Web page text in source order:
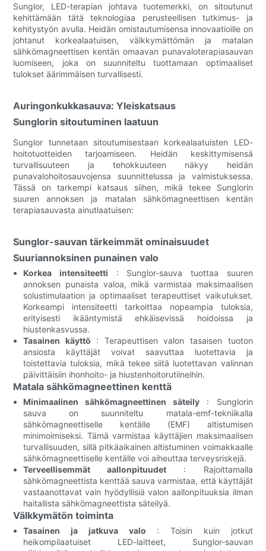
Sunglor, LED-terapian johtava tuotemerkki, on sitoutunut
kehittämään tätä teknologiaa perusteellisen tutkimus- ja
kehitystyön avulla. Heidän omistautumisensa innovaatioille on
johtanut korkealaatuisen, välkkymättömän ja matalan
sähkömagneettisen kentän omaavan punavaloterapiasauvan
luomiseen, joka on suunniteltu tuottamaan optimaaliset
tulokset äärimmäisen turvallisesti.
Auringonkukkasauva: Yleiskatsaus
Sunglorin sitoutuminen laatuun
Sunglor tunnetaan sitoutumisestaan ​​korkealaatuisten LED-
hoitotuotteiden tarjoamiseen. Heidän keskittymisensä
turvallisuuteen ja tehokkuuteen näkyy heidän
punavalohoitosauvojensa suunnittelussa ja valmistuksessa.
Tässä on tarkempi katsaus siihen, mikä tekee Sunglorin
suuren annoksen ja matalan sähkömagneettisen kentän
terapiasauvasta ainutlaatuisen:
Sunglor-sauvan tärkeimmät ominaisuudet
Suuriannoksinen punainen valo
Korkea intensiteetti : Sunglor-sauva tuottaa suuren
annoksen punaista valoa, mikä varmistaa maksimaalisen
solustimulaation ja optimaaliset terapeuttiset vaikutukset.
Korkeampi intensiteetti tarkoittaa nopeampia tuloksia,
erityisesti ikääntymistä ehkäisevissä hoidoissa ja
hiustenkasvussa.
Tasainen käyttö : Terapeuttisen valon tasaisen tuoton
ansiosta käyttäjät voivat saavuttaa luotettavia ja
toistettavia tuloksia, mikä tekee siitä luotettavan valinnan
päivittäisiin ihonhoito- ja hiustenhoitorutiineihin.
Matala sähkömagneettinen kenttä
Minimaalinen sähkömagneettinen säteily : Sunglorin
sauva on suunniteltu matala-emf-tekniikalla
sähkömagneettiselle kentälle (EMF) altistumisen
minimoimiseksi. Tämä varmistaa käyttäjien maksimaalisen
turvallisuuden, sillä pitkäaikainen altistuminen voimakkaalle
sähkömagneettiselle kentälle voi aiheuttaa terveysriskejä.
Terveellisemmät aallonpituudet : Rajoittamalla
sähkömagneettista kenttää sauva varmistaa, että käyttäjät
vastaanottavat vain hyödyllisiä valon aallonpituuksia ilman
haitallista sähkömagneettista säteilyä.
Välkkymätön toiminta
Tasainen ja jatkuva valo : Toisin kuin jotkut
heikompilaatuiset LED-laitteet, Sunglor-sauvan